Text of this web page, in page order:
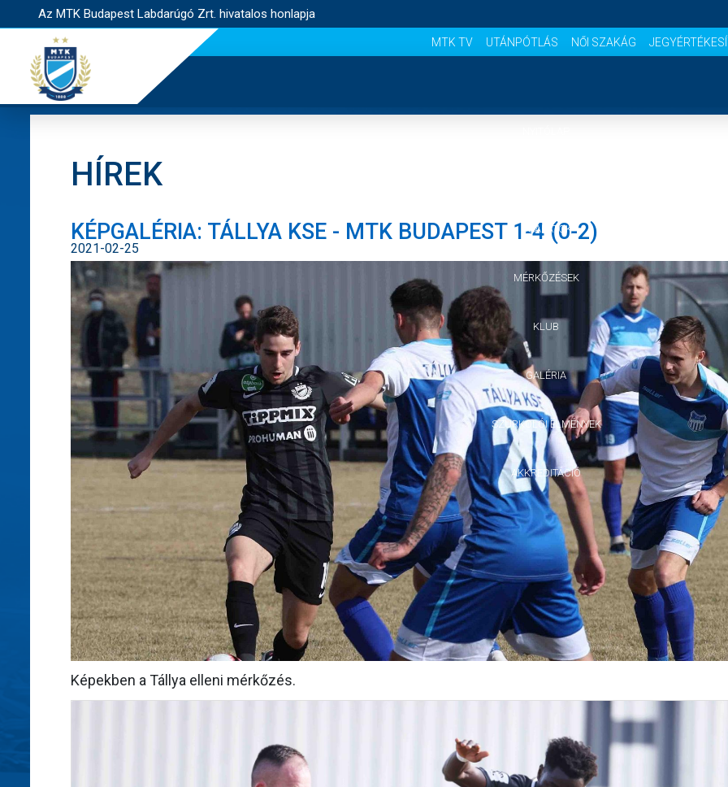
Az MTK Budapest Labdarúgó Zrt. hivatalos honlapja
MTK TV UTÁNPÓTLÁS NŐI SZAKÁG
CSAPATOK
MÉRKŐZÉSEK
KLUB
GALÉRIA
SZURKOLÓI ÉLMÉNYEK
AKKREDITÁCIÓ
HÍREK
KÉPGALÉRIA: TÁLLYA KSE - MTK BUDAPEST 1-4 (0-2)
2021-02-25
Képekben a Tállya elleni mérkőzés.